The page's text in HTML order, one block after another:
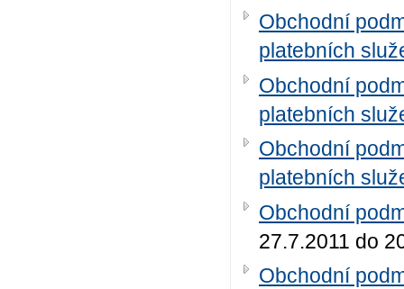
Obchodní
platebních
Obchodní
platebních
Obchodní
platebních
Obchodní
27.7.2011 do
Obchodní